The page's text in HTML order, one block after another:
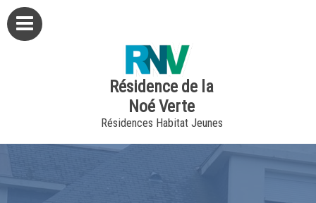
Résidence de la
Noé Verte
Résidences Habitat Jeunes